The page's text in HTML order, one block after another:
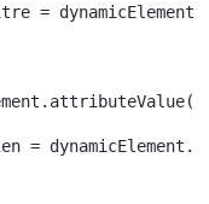
=
=